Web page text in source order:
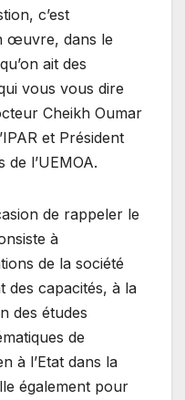
c’est
œuvre, dans le
ait des
vous vous dire
Cheikh Oumar
et Président
l’UEMOA.
de rappeler le
à
de la société
des capacités, à la
des études
de
à l’Etat dans la
également pour